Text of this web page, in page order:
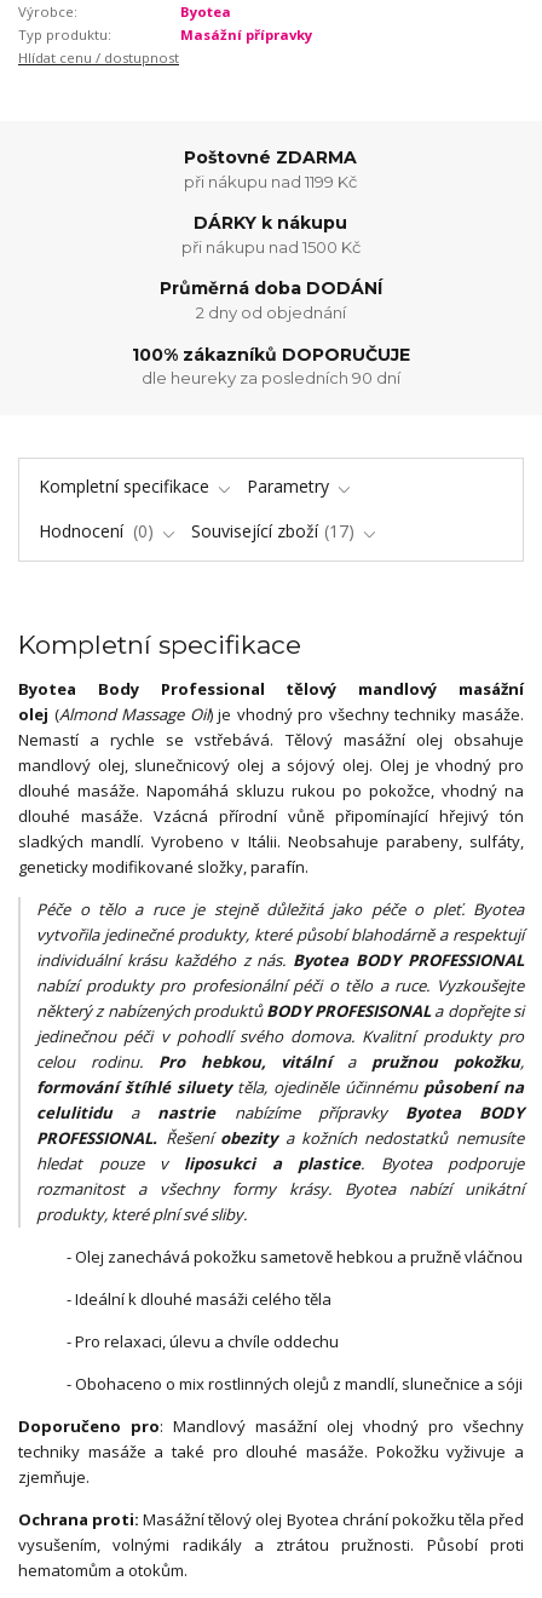
Výrobce:
Byotea
Typ produktu:
Masážní přípravky
Hlídat cenu / dostupnost
Poštovné ZDARMA
při nákupu nad 1199 Kč
DÁRKY k nákupu
při nákupu nad 1500 Kč
Průměrná doba DODÁNÍ
2 dny od objednání
100% zákazníků DOPORUČUJE
dle heureky za posledních 90 dní
Kompletní specifikace
Parametry
Hodnocení
0 Související zboží 17
Kompletní specifikace
Byotea Body Professional tělový mandlový masážní
olej (Almond Massage Oil) je vhodný pro všechny techniky masáže.
Nemastí a rychle se vstřebává. Tělový masážní olej obsahuje
mandlový olej, slunečnicový olej a sójový olej. Olej je vhodný pro
dlouhé masáže. Napomáhá skluzu rukou po pokožce, vhodný na
dlouhé masáže. Vzácná přírodní vůně připomínající hřejivý tón
sladkých mandlí. Vyrobeno v Itálii. Neobsahuje parabeny, sulfáty,
geneticky modifikované složky, parafín.
Péče o tělo a ruce je stejně důležitá jako péče o pleť. Byotea
vytvořila jedinečné produkty, které působí blahodárně a respektují
individuální krásu každého z nás. Byotea BODY PROFESSIONAL
nabízí produkty pro profesionální péči o tělo a ruce. Vyzkoušejte
některý z nabízených produktůBODY PROFESISONALa dopřejte si
jedinečnou péči v pohodlí svého domova. Kvalitní produkty pro
celou rodinu. Pro hebkou, vitálnía pružnou pokožku,
formování štíhlé siluetytěla, ojediněle účinnému působení na
celulitidua nastrienabízíme přípravky Byotea BODY
PROFESSIONAL. Řešení obezitya kožních nedostatků nemusíte
hledat pouze v liposukci a plastice. Byotea podporuje
rozmanitost a všechny formy krásy. Byotea nabízí unikátní
produkty, které plní své sliby.
- Olej zanechává pokožku sametově hebkou a pružně vláčnou
- Ideální k dlouhé masáži celého těla
- Pro relaxaci, úlevu a chvíle oddechu
- Obohaceno o mix rostlinných olejů z mandlí, slunečnice a sóji
Doporučeno pro: Mandlový masážní olej vhodný pro všechny
techniky masáže a také pro dlouhé masáže. Pokožku vyživuje a
zjemňuje.
Ochrana proti: Masážní tělový olej Byotea chrání pokožku těla před
vysušením, volnými radikály a ztrátou pružnosti. Působí proti
hematomům a otokům.